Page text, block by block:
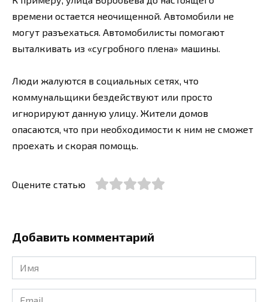
времени остается неочищенной. Автомобили не
могут разъехаться. Автомобилисты помогают
выталкивать из «сугробного плена» машины.
Люди жалуются в социальных сетях, что
коммунальщики бездействуют или просто
игнорируют данную улицу. Жители домов
опасаются, что при необходимости к ним не сможет
проехать и скорая помощь.
Оцените статью
Добавить комментарий
Имя
*
Email